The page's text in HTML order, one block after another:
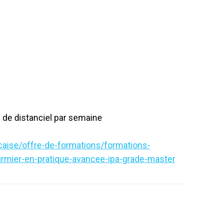
distanciel par semaine
offre-de-formations/formations-
en-pratique-avancee-ipa-grade-master